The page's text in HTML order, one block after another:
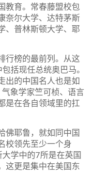
教育。常春藤盟校包
奈尔大学、达特茅斯
、普林斯顿大学、耶
行榜的最前列。从这
括现任总统奥巴马。
出的中国名人也是如
象学家竺可桢、语言
是在各自领域里的扛
佛耶鲁，就如同中国
校领先至少一个身
学中的7所是在英国
这更是集中在美国东